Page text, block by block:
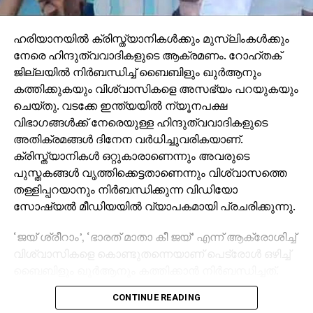
അവിടെയാണ് അന്യായമായ രീതിയിൽ വിമാനചാർജ്ജ്
പുനസ്ഥാപിക്കുന്നതിന് വേണ്ട നടപടികളെ കുറിച്ച് ചർച്ച
ചെയ്യുന്നതിനാണ് രാജ്യത്തെ വ്യോമയാന
മേഖലയിലെ ഉയർന്ന ഉദ്യോഗസ്തനുമായി കൂടിക്കാഴ്ച
നടത്തിയത്.
കഴിഞ്ഞ വർഷം ഹജ്ജ് തീർഥാടകർക്ക് കണ്ണൂർ
വിമാനത്താവളത്തിൽ നിന്ന് ഏകദേശം 88,772 രൂപയും
കൊച്ചി വിമാനത്താവളത്തിൽ നിന്ന് 89,188 രൂപയും
ഈടാക്കിയപ്പോൾ കോഴിക്കോട് വിമാനത്താവളത്തിൽ
നിന്നുള്ള തീർഥാടകർക്ക് എയർ ഇന്ത്യ എക്‌സ്പ്രസ്
ഒരു ടിക്കറ്റിന് 75000രൂപ അധികം ഈടാക്കി 1,64,329
തുടർന്ന് അത് പുതുക്കി നിശ്ചയിച്ചിരുന്നെങ്കിലും
നിർഭാഗ്യവശാൽ, വരാനിരിക്കുന്ന 2025 ഹജ്ജ്
സീസണിലെ ടെണ്ടർ പരിശോധിക്കുമ്പോൾ സമാനമായ
ഹരിയാനയില്‍ ക്രിസ്ത്യാനികള്‍ക്കും മുസ്‌ലിംകള്‍ക്കും
നേരെ ഹിന്ദുത്വവാദികളുടെ ആക്രമണം. റോഹ്തക്
ജില്ലയില്‍ നിര്‍ബന്ധിച്ച് ബൈബിളും ഖുര്‍ആനും
കത്തിക്കുകയും വിശ്വാസികളെ അസഭ്യം പറയുകയും
ചെയ്തു. വടക്കേ ഇന്ത്യയില്‍ ന്യൂനപക്ഷ
വിഭാഗങ്ങള്‍ക്ക് നേരെയുള്ള ഹിന്ദുത്വവാദികളുടെ
അതിക്രമങ്ങള്‍ ദിനേന വര്‍ധിച്ചുവരികയാണ്.
ക്രിസ്ത്യാനികള്‍ ഒറ്റുകാരാണെന്നും അവരുടെ
പുസ്തകങ്ങള്‍ വൃത്തിക്കെട്ടതാണെന്നും വിശ്വാസത്തെ
തള്ളിപ്പറയാനും നിര്‍ബന്ധിക്കുന്ന വിഡിയോ
സോഷ്യല്‍ മീഡിയയില്‍ വ്യാപകമായി പ്രചരിക്കുന്നു.
‘ജയ് ശ്രീറാം’, ‘ഭാരത് മാതാ കീ ജയ്’ എന്ന് ആക്രോശിച്ച്
വിശ്വാസികളെ കൊണ്ടുതന്നെയാണ് പെട്രോള്‍ ഒഴിച്ച്
വിശ്വാസികള്‍ പ്രാര്‍ഥിക്കുന്ന ഇടങ്ങള്‍
ആക്രമിക്കുകയും അതിക്രമ വാര്‍ത്തകളുടെ
CONTINUE READING